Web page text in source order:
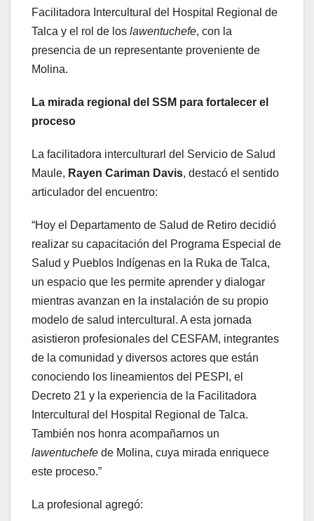
Facilitadora Intercultural del Hospital Regional de
Talca y el rol de los lawentuchefe, con la
presencia de un representante proveniente de
Molina.
La mirada regional del SSM para fortalecer el
proceso
La facilitadora interculturarl del Servicio de Salud
Maule, Rayen Cariman Davis, destacó el sentido
articulador del encuentro:
“Hoy el Departamento de Salud de Retiro decidió
realizar su capacitación del Programa Especial de
Salud y Pueblos Indígenas en la Ruka de Talca,
un espacio que les permite aprender y dialogar
mientras avanzan en la instalación de su propio
modelo de salud intercultural. A esta jornada
asistieron profesionales del CESFAM, integrantes
de la comunidad y diversos actores que están
conociendo los lineamientos del PESPI, el
Decreto 21 y la experiencia de la Facilitadora
Intercultural del Hospital Regional de Talca.
También nos honra acompañarnos un
lawentuchefe de Molina, cuya mirada enriquece
este proceso.”
La profesional agregó: